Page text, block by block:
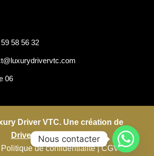
58 56 32
06
Driver VTC. Une création de
Driverconnect.fr
Politique de confidentialité | CGV
Nous contacter